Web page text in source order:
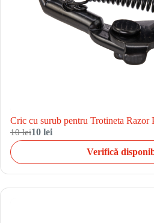
Cric cu surub pentru Trotineta Razor
10 lei10 lei
Verifică